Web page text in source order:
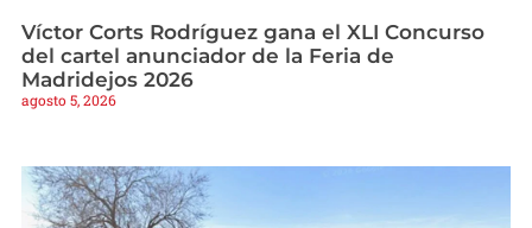
Víctor Corts Rodríguez gana el XLI Concurso
del cartel anunciador de la Feria de
Madridejos 2026
agosto 5, 2026